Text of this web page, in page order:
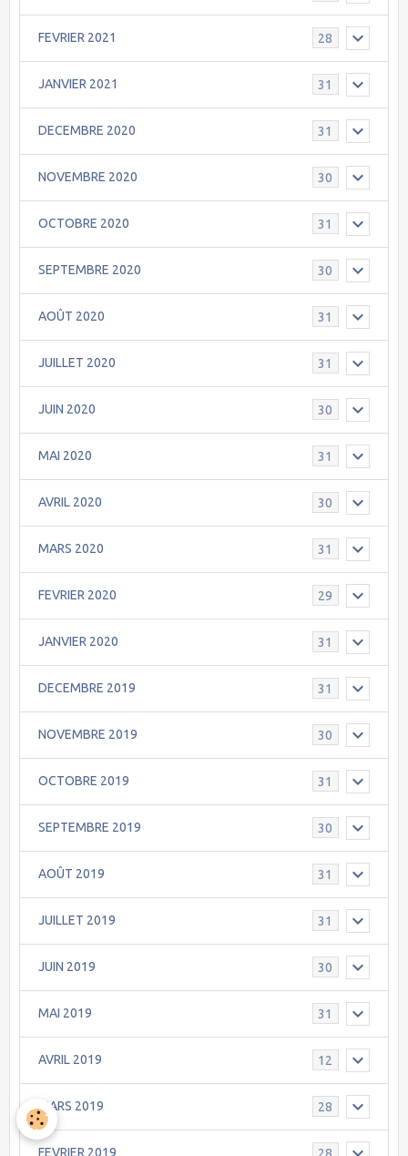
FEVRIER 2021 28
JANVIER 2021 31
DECEMBRE 2020 31
NOVEMBRE 2020 30
OCTOBRE 2020 31
SEPTEMBRE 2020 30
AOÛT 2020 31
JUILLET 2020 31
JUIN 2020 30
MAI 2020 31
AVRIL 2020 30
MARS 2020 31
FEVRIER 2020 29
JANVIER 2020 31
DECEMBRE 2019 31
NOVEMBRE 2019 30
OCTOBRE 2019 31
SEPTEMBRE 2019 30
AOÛT 2019 31
JUILLET 2019 31
JUIN 2019 30
MAI 2019 31
AVRIL 2019 12
MARS 2019 28
FEVRIER 2019